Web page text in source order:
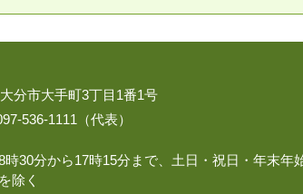
分市大手町3丁目1番1号
536-1111（代表）
時30分から17時15分まで、土日・祝日・年末年
を除く